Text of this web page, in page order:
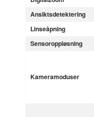
Ansiktsdetektering
Linseåpning
Sensoroppløsning
Kameramoduser